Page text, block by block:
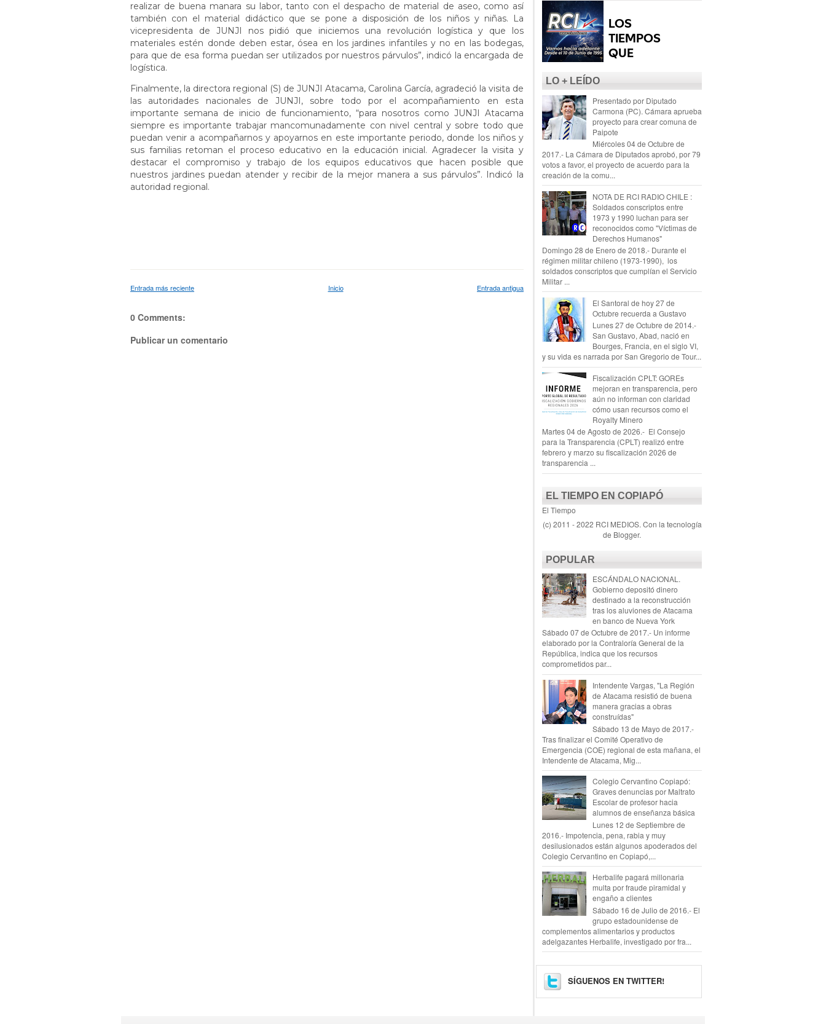
realizar de buena manara su labor, tanto con el despacho de material de aseo, como así
también con el material didáctico que se pone a disposición de los niños y niñas. La
vicepresidenta de JUNJI nos pidió que iniciemos una revolución logística y que los
materiales estén donde deben estar, ósea en los jardines infantiles y no en las bodegas,
para que de esa forma puedan ser utilizados por nuestros párvulos”, indicó la encargada de
logística.
Finalmente, la directora regional (S) de JUNJI Atacama, Carolina García, agradeció la visita de
las autoridades nacionales de JUNJI, sobre todo por el acompañamiento en esta
importante semana de inicio de funcionamiento, “para nosotros como JUNJI Atacama
siempre es importante trabajar mancomunadamente con nivel central y sobre todo que
puedan venir a acompañarnos y apoyarnos en este importante periodo, donde los niños y
sus familias retoman el proceso educativo en la educación inicial. Agradecer la visita y
destacar el compromiso y trabajo de los equipos educativos que hacen posible que
nuestros jardines puedan atender y recibir de la mejor manera a sus párvulos”. Indicó la
autoridad regional.
Entrada más reciente Entrada antigua
Inicio
0 Comments:
Publicar un comentario
LO + LEÍDO
Presentado por Diputado
Carmona (PC). Cámara aprueba
proyecto para crear comuna de
Paipote
Miércoles 04 de Octubre de
2017.- La Cámara de Diputados aprobó, por 79
votos a favor, el proyecto de acuerdo para la
creación de la comu...
NOTA DE RCI RADIO CHILE :
Soldados conscriptos entre
1973 y 1990 luchan para ser
reconocidos como "Víctimas de
Derechos Humanos"
Domingo 28 de Enero de 2018.- Durante el
régimen militar chileno (1973-1990), los
soldados conscriptos que cumplían el Servicio
Militar ...
El Santoral de hoy 27 de
Octubre recuerda a Gustavo
Lunes 27 de Octubre de 2014.-
San Gustavo, Abad, nació en
Bourges, Francia, en el siglo VI,
y su vida es narrada por San Gregorio de Tour...
Fiscalización CPLT: GOREs
mejoran en transparencia, pero
aún no informan con claridad
cómo usan recursos como el
Royalty Minero
Martes 04 de Agosto de 2026.- El Consejo
para la Transparencia (CPLT) realizó entre
febrero y marzo su fiscalización 2026 de
transparencia ...
EL TIEMPO EN COPIAPÓ
El Tiempo
(c) 2011 - 2022 RCI MEDIOS. Con la tecnología
de Blogger.
POPULAR
ESCÁNDALO NACIONAL.
Gobierno depositó dinero
destinado a la reconstrucción
tras los aluviones de Atacama
en banco de Nueva York
Sábado 07 de Octubre de 2017.- Un informe
elaborado por la Contraloría General de la
República, indica que los recursos
comprometidos par...
Intendente Vargas, "La Región
de Atacama resistió de buena
manera gracias a obras
construídas"
Sábado 13 de Mayo de 2017.-
Tras finalizar el Comité Operativo de
Emergencia (COE) regional de esta mañana, el
Intendente de Atacama, Mig...
Colegio Cervantino Copiapó:
Graves denuncias por Maltrato
Escolar de profesor hacia
alumnos de enseñanza básica
Lunes 12 de Septiembre de
2016.- Impotencia, pena, rabia y muy
desilusionados están algunos apoderados del
Colegio Cervantino en Copiapó,...
Herbalife pagará millonaria
multa por fraude piramidal y
engaño a clientes
Sábado 16 de Julio de 2016.- El
grupo estadounidense de
complementos alimentarios y productos
adelgazantes Herbalife, investigado por fra...
SÍGUENOS EN TWITTER!